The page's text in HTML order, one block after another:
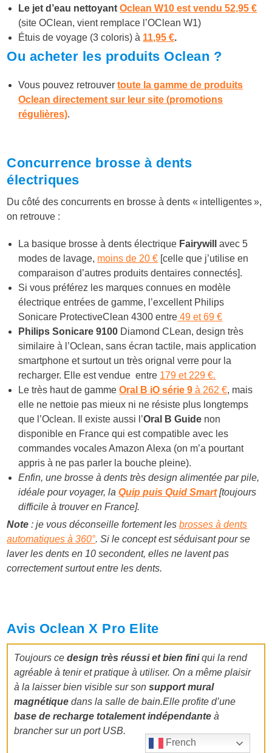
Le jet d’eau nettoyant Oclean W10 est vendu 52,95 €
(site OClean, vient remplace l’OClean W1)
Étuis de voyage (3 coloris) à 11,95 €.
Ou acheter les produits Oclean ?
Vous pouvez retrouvertoute la gamme de produits
Oclean directement sur leur site (promotions
régulières).
Concurrence brosse à dents
électriques
Du côté des concurrents en brosse à dents « intelligentes »,
on retrouve :
La basique brosse à dents électrique Fairywill
avec 5
modes de lavage, moins de 20 € [celle que j’utilise en
comparaison d’autres produits dentaires connectés].
Si vous préférez les marques connues en modèle
électrique entrées de gamme, l’excellent Philips
Sonicare ProtectiveClean 4300 entre 49 et 69 €
Philips Sonicare 9100 Diamond CLean, design très
similaire à l’Oclean, sans écran tactile, mais application
smartphone et surtout un très orignal verre pour la
recharger. Elle est vendue entre 179 et 229 €.
Le très haut de gammeOral B iO série 9 à 262 €, mais
elle ne nettoie pas mieux ni ne résiste plus longtemps
que l’Oclean. Il existe aussi l’Oral B Guide non
disponible en France qui est compatible avec les
commandes vocales Amazon Alexa (on m’a pourtant
appris à ne pas parler la bouche pleine).
Enfin, une brosse à dents très design alimentée par pile,
idéale pour voyager, laQuip puis Quid Smart[toujours
difficile à trouver en France].
Note : je vous déconseille fortement lesbrosses à dents
automatiques à 360°. Si le concept est séduisant pour se
laver les dents en 10 secondent, elles ne lavent pas
correctement surtout entre les dents.
Avis Oclean X Pro Elite
Toujours cedesign très réussi et bien finiqui la rend
agréable à tenir et pratique à utiliser. On a même plaisir
à la laisser bien visible sur sonsupport mural
magnétique dans la salle debain.Elle profite d’une
base de recharge totalement indépendante à
brancher sur un port USB.
French